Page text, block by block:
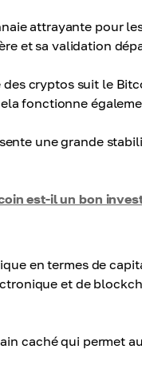
attrayante pour
et sa validation
cryptos suit le
fonctionne
une grande
est-il un bon
en termes de
et de
caché qui permet